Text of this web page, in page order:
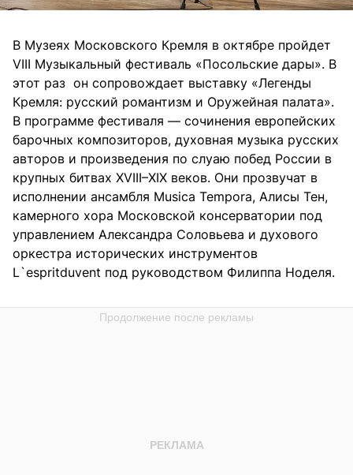
В Музеях Московского Кремля в октябре пройдет
VIII Музыкальный фестиваль «Посольские дары». В
этот раз он сопровождает выставку «Легенды
Кремля: русский романтизм и Оружейная палата».
В программе фестиваля — сочинения европейских
барочных композиторов, духовная музыка русских
авторов и произведения по слуаю побед России в
крупных битвах XVIII–XIX веков. Они прозвучат в
исполнении ансамбля Musica Tempora, Алисы Тен,
камерного хора Московской консерватории под
управлением Александра Соловьева и духового
оркестра исторических инструментов
L`espritduvent под руководством Филиппа Ноделя.